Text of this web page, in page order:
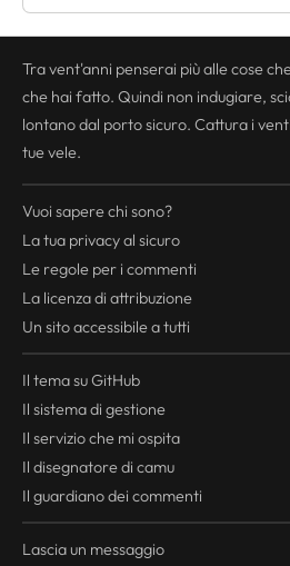
Tra vent'anni penserai più alle cose
che hai fatto. Quindi non indugiare,
lontano dal porto sicuro. Cattura i
tue vele.
Vuoi sapere chi sono?
La tua privacyal sicuro
Le regole per i commenti
La licenza di attribuzione
Un sito accessibile a tutti
Il tema su GitHub
Il sistema di gestione
Il servizio che mi ospita
Il disegnatore di camu
Il guardiano dei commenti
Lascia un messaggio